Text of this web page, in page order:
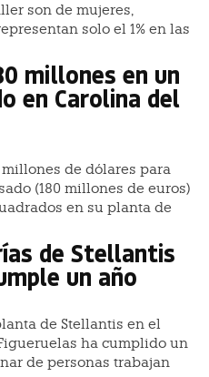
son de mujeres,
solo el 1% en las
millones en un
en Carolina del
de dólares para
(180 millones de euros)
en su planta de
de Stellantis
un año
de Stellantis en el
ha cumplido un
de personas trabajan